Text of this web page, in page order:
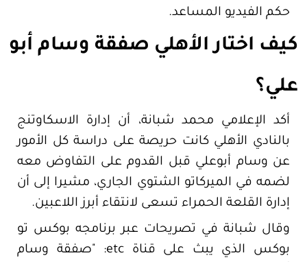
حكم الفيديو المساعد.
كيف اختار الأهلي صفقة وسام أبو
علي؟
أكد الإعلامي محمد شبانة، أن إدارة الاسكاوتنج
بالنادي الأهلي كانت حريصة على دراسة كل الأمور
عن وسام أبوعلي قبل القدوم على التفاوض معه
لضمه في الميركاتو الشتوي الجاري، مشيرا إلى أن
إدارة القلعة الحمراء تسعى لانتقاء أبرز اللاعبين.
وقال شبانة في تصريحات عبر برنامجه بوكس تو
بوكس الذي يبث على قناة etc: "صفقة وسام